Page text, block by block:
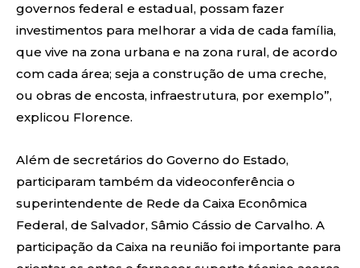
governos federal e estadual, possam fazer
investimentos para melhorar a vida de cada família,
que vive na zona urbana e na zona rural, de acordo
com cada área; seja a construção de uma creche,
ou obras de encosta, infraestrutura, por exemplo”,
explicou Florence.
Além de secretários do Governo do Estado,
participaram também da videoconferência o
superintendente de Rede da Caixa Econômica
Federal, de Salvador, Sâmio Cássio de Carvalho. A
participação da Caixa na reunião foi importante para